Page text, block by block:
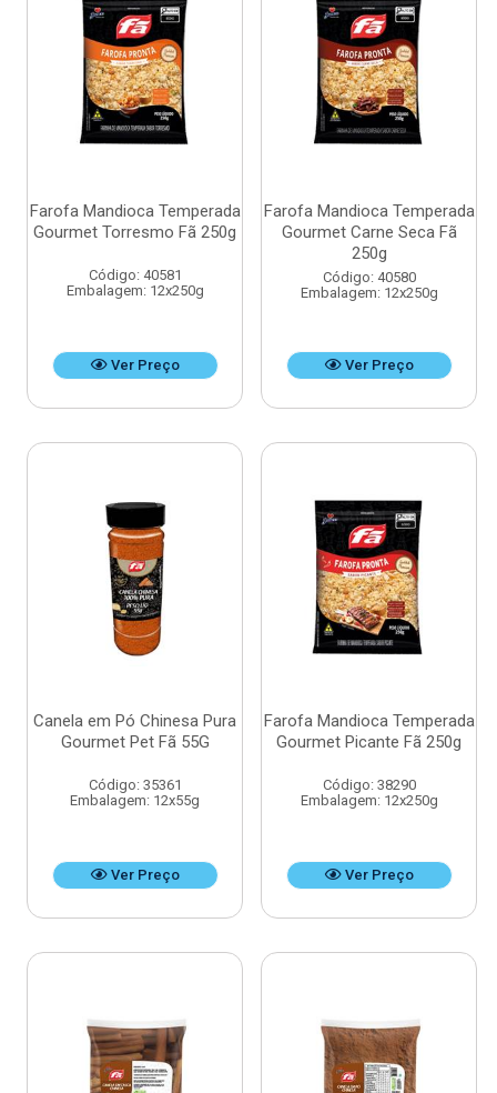
Farofa Mandioca Temperada
Gourmet Torresmo Fã 250g
Código: 40581
Embalagem: 12x250g
Ver Preço
Farofa Mandioca Temperada
Gourmet Carne Seca Fã
250g
Código: 40580
Embalagem: 12x250g
Ver Preço
Canela em Pó Chinesa Pura
Gourmet Pet Fã 55G
Código: 35361
Embalagem: 12x55g
Ver Preço
Farofa Mandioca Temperada
Gourmet Picante Fã 250g
Código: 38290
Embalagem: 12x250g
Ver Preço